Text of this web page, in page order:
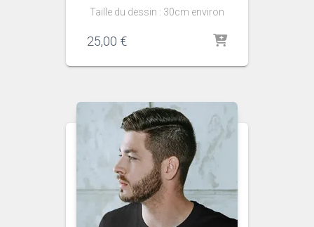
Taille du dessin : 30cm environ
25,00 €